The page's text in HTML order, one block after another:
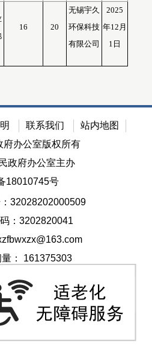
16 20
无锡宇久
环保科技
有限公司
2025
年12 月
1 日
联系我们
站内地图
府办公室版权所有
政府办公室主办
18010745号
32028202000509
：3202820041
：
161375303